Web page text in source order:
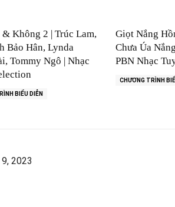
Không 2 | Trúc Lam,
Bảo Hân, Lynda
Tommy Ngô | Nhạc
BIỂU DIỄN
Giọt Nắng
Chưa Úa
PBN Nhạc
CHƯƠNG TRÌNH
2023